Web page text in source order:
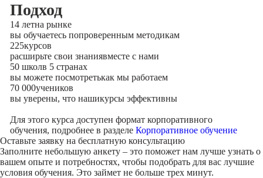
Подход
14 летна рынке
вы обучаетесь попроверенным методикам
225курсов
расширьте свои знаниявместе с нами
50 школв 5 странах
вы можете посмотретькак мы работаем
70 000учеников
вы уверены, что нашикурсы эффективны
Для этого курса доступен формат корпоративного
обучения, подробнее в разделе Корпоративное обучение
Оставьте заявку на бесплатную консультацию
Заполните небольшую анкету – это поможет нам лучше узнать о
вашем опыте и потребностях, чтобы подобрать для вас лучшие
условия обучения. Это займет не больше трех минут.